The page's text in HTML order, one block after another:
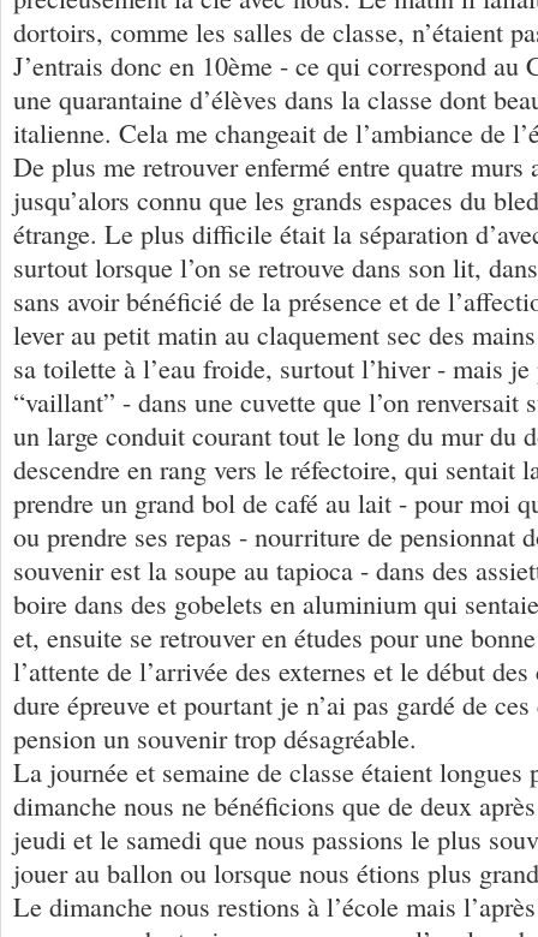
dortoirs, comme les salles de classe, n’étaient
J’entrais donc en 10ème - ce qui correspond au
une quarantaine d’élèves dans la classe dont
italienne. Cela me changeait de l’ambiance de
De plus me retrouver enfermé entre quatre murs
jusqu’alors connu que les grands espaces du
étrange. Le plus difficile était la séparation
surtout lorsque l’on se retrouve dans son lit,
sans avoir bénéficié de la présence et de
lever au petit matin au claquement sec des
sa toilette à l’eau froide, surtout l’hiver - mais je
“vaillant” - dans une cuvette que l’on renversait
un large conduit courant tout le long du mur du
descendre en rang vers le réfectoire, qui sentait
prendre un grand bol de café au lait - pour moi
ou prendre ses repas - nourriture de pensionnat
souvenir est la soupe au tapioca - dans des
boire dans des gobelets en aluminium qui
et, ensuite se retrouver en études pour une
l’attente de l’arrivée des externes et le début
dure épreuve et pourtant je n’ai pas gardé de
pension un souvenir trop désagréable.
La journée et semaine de classe étaient longues
dimanche nous ne bénéficions que de deux
jeudi et le samedi que nous passions le plus
jouer au ballon ou lorsque nous étions plus
Le dimanche nous restions à l’école mais